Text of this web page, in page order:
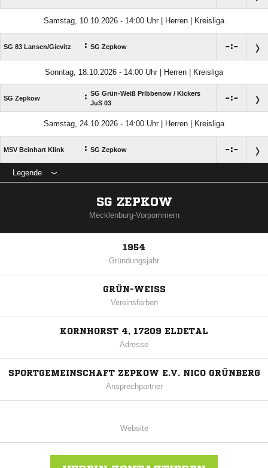
Samstag, 10.10.2026 - 14:00 Uhr | Herren | Kreisliga
SG 83 Lansen/​Gievitz : SG Zepkow :
Sonntag, 18.10.2026 - 14:00 Uhr | Herren | Kreisliga
SG Zepkow : SG Grün-Weiß Pribbenow /​ Kickers
JuS 03
:
Samstag, 24.10.2026 - 14:00 Uhr | Herren | Kreisliga
MSV Beinhart Klink : SG Zepkow :
Legende
SG ZEPKOW
Mecklenburg-Vorpommern
1954
Gründungsjahr
GRÜN-WEISS
Vereinsfarben
KORNHORST 4, 17209 ELDETAL
Adresse
SPORTGEMEINSCHAFT ZEPKOW E.V. NICO GRÜNBERG
Ansprechpartner
Website